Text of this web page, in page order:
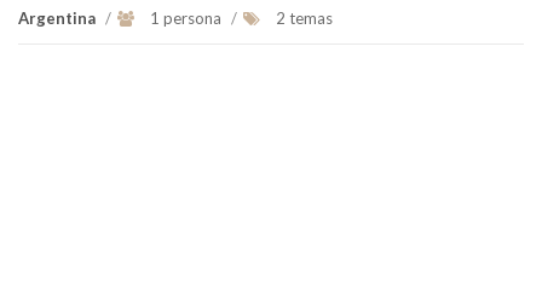
Argentina / 1 persona / 2 temas